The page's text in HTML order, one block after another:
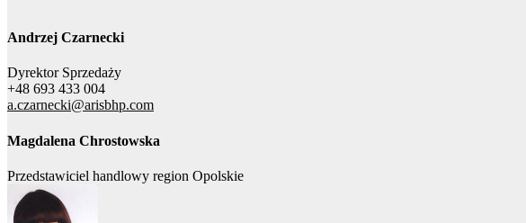
Andrzej Czarnecki
Dyrektor Sprzedaży
+48 693 433 004
a.czarnecki@arisbhp.com
Magdalena Chrostowska
Przedstawiciel handlowy region Opolskie